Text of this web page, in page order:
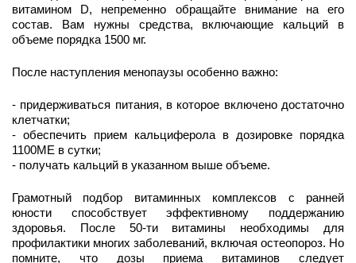
витамином D, непременно обращайте внимание на его
состав. Вам нужны средства, включающие кальций в
объеме порядка 1500 мг.
После наступления менопаузы особенно важно:
- придерживаться питания, в которое включено достаточно
клетчатки;
- обеспечить прием кальциферола в дозировке порядка
1100МЕ в сутки;
- получать кальций в указанном выше объеме.
Грамотный подбор витаминных комплексов с ранней
юности способствует эффективному поддержанию
здоровья. После 50-ти витамины необходимы для
профилактики многих заболеваний, включая остеопороз. Но
помните, что дозы приема витаминов следует